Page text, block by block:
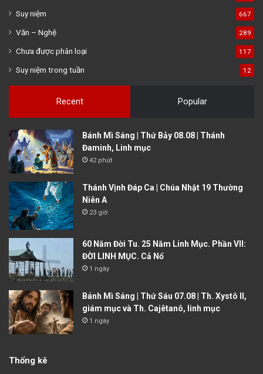
Suy niệm 667
Văn – Nghệ 289
Chưa được phân loại 117
Suy niệm trong tuần 12
Recent Popular
Bánh Mì Sáng | Thứ Bảy 08.08 | Thánh
Đaminh, Linh mục
42 phút
Thánh Vịnh Đáp Ca | Chúa Nhật 19 Thường
Niên A
23 giờ
60 Năm Đời Tu. 25 Năm Linh Mục. Phần VII:
ĐỜI LINH MỤC. Cả Nổ
1 ngày
Bánh Mì Sáng | Thứ Sáu 07.08 | Th. Xystô II,
giám mục và Th. Cajêtanô, linh mục
1 ngày
Thống kê